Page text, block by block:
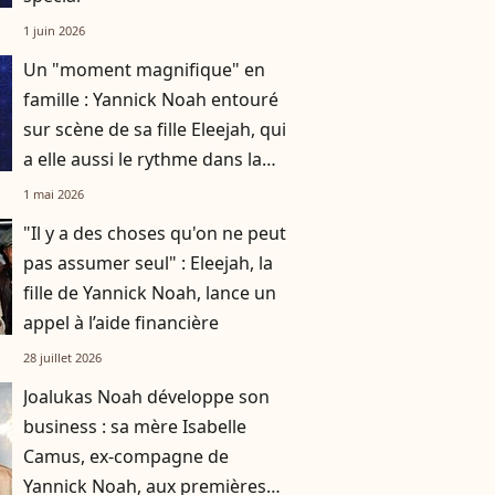
1 juin 2026
Un "moment magnifique" en
famille : Yannick Noah entouré
sur scène de sa fille Eleejah, qui
a elle aussi le rythme dans la
peau
1 mai 2026
"Il y a des choses qu'on ne peut
pas assumer seul" : Eleejah, la
fille de Yannick Noah, lance un
appel à l’aide financière
28 juillet 2026
Joalukas Noah développe son
business : sa mère Isabelle
Camus, ex-compagne de
Yannick Noah, aux premières